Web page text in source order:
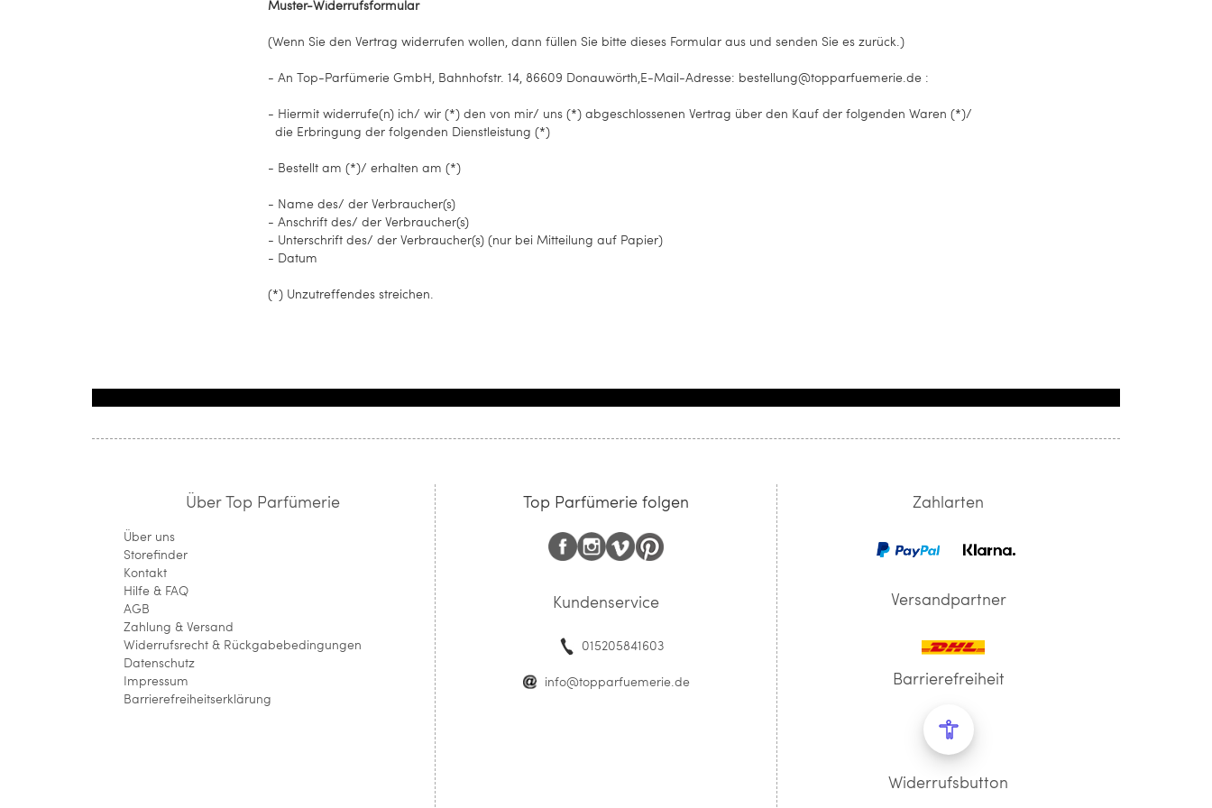
Muster-Widerrufsformular
(Wenn Sie den Vertrag widerrufen wollen, dann füllen Sie bitte dieses Formular aus und senden Sie es zurück.)
- An Top-Parfümerie GmbH, Bahnhofstr. 14, 86609 Donauwörth,E-Mail-Adresse: bestellung@topparfuemerie.de :
- Hiermit widerrufe(n) ich/ wir (*) den von mir/ uns (*) abgeschlossenen Vertrag über den Kauf der folgenden Waren (*)/
die Erbringung der folgenden Dienstleistung (*)
- Bestellt am (*)/ erhalten am (*)
- Name des/ der Verbraucher(s)
- Anschrift des/ der Verbraucher(s)
- Unterschrift des/ der Verbraucher(s) (nur bei Mitteilung auf Papier)
- Datum
(*) Unzutreffendes streichen.
Über Top Parfümerie
Über uns
Storefinder
Kontakt
Hilfe & FAQ
AGB
Zahlung & Versand
Widerrufsrecht & Rückgabebedingungen
Datenschutz
Impressum
Barrierefreiheitserklärung
Top Parfümerie folgen
Kundenservice
015205841603
info@topparfuemerie.de
Zahlarten
Versandpartner
Barrierefreiheit
Widerrufsbutton